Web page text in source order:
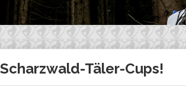
Täler-Cups!